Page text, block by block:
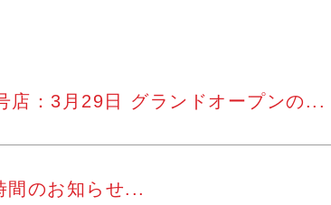
店：3月29日 グランドオープンの...
間のお知らせ...